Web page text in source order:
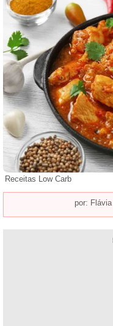
Receitas Low Carb
por: Flávia